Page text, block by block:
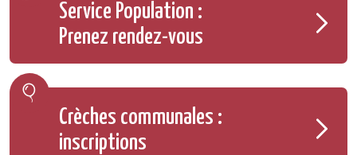
Service Population :
Prenez rendez-vous
Crèches communales :
inscriptions